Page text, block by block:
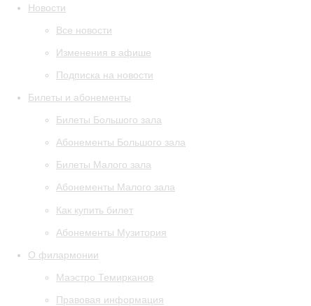
Новости
Все новости
Изменения в афише
Подписка на новости
Билеты и абонементы
Билеты Большого зала
Абонементы Большого зала
Билеты Малого зала
Абонементы Малого зала
Как купить билет
Абонементы Музитория
О филармонии
Маэстро Темирканов
Правовая информация